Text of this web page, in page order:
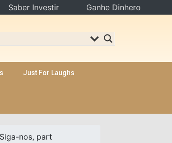
Just For Laughs
nos, part
Saber Investir Ganhe Dinhero